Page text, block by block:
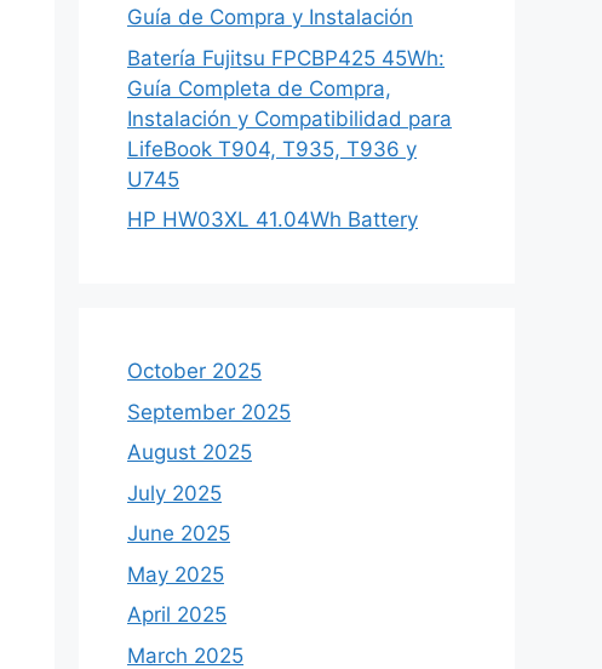
Guía de Compra y Instalación
Batería Fujitsu FPCBP425 45Wh:
Guía Completa de Compra,
Instalación y Compatibilidad para
LifeBook T904, T935, T936 y
U745
HP HW03XL 41.04Wh Battery
October 2025
September 2025
August 2025
July 2025
June 2025
May 2025
April 2025
March 2025